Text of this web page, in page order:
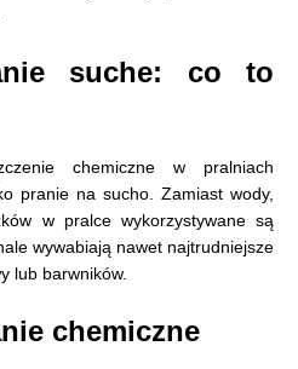
suche: co to
chemiczne w pralniach
pranie na sucho. Zamiast wody,
w pralce wykorzystywane są
wywabiają nawet najtrudniejsze
lub barwników.
chemiczne